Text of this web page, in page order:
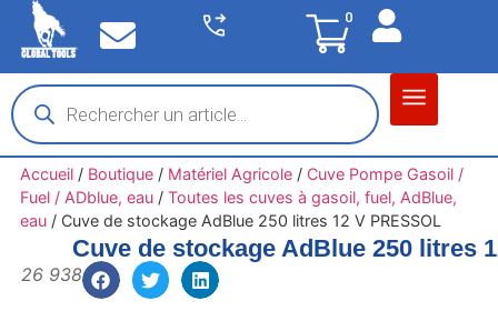
0
Accueil/ Boutique/ Matériel Agricole/ Cuve Pompe Gasoil /
Fuel / ADblue, eau/ Toutes les cuves à gasoil, fuel, AdBlue,
eau/ Cuve de stockage AdBlue 250 litres 12 V PRESSOL
Cuve de stockage AdBlue 250 litres
26 938